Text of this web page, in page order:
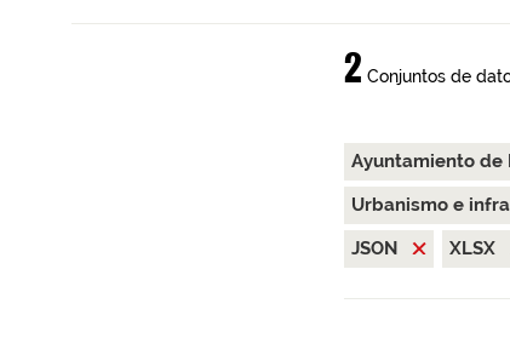
2 Conjuntos de
Ayuntamiento de
Urbanismo e
JSON
XLSX